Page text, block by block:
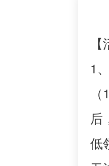
1
（
后
低